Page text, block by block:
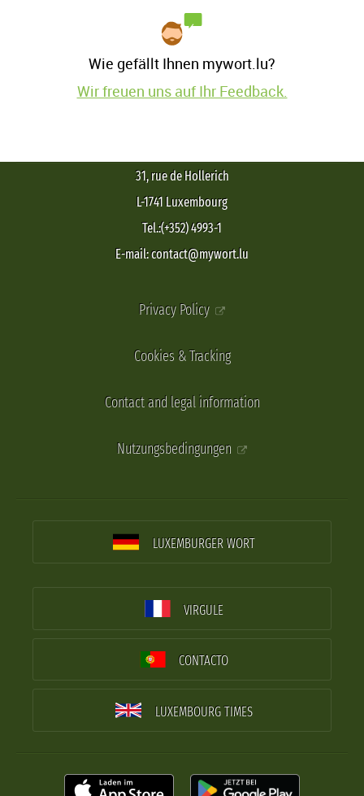
Wie gefällt Ihnen mywort.lu?
Wir freuen uns auf Ihr Feedback.
31, rue de Hollerich
L-1741 Luxembourg
Tel.:(+352) 4993-1
E-mail: contact@mywort.lu
Privacy Policy
Cookies & Tracking
Contact and legal information
Nutzungsbedingungen
LUXEMBURGER WORT
VIRGULE
CONTACTO
LUXEMBOURG TIMES